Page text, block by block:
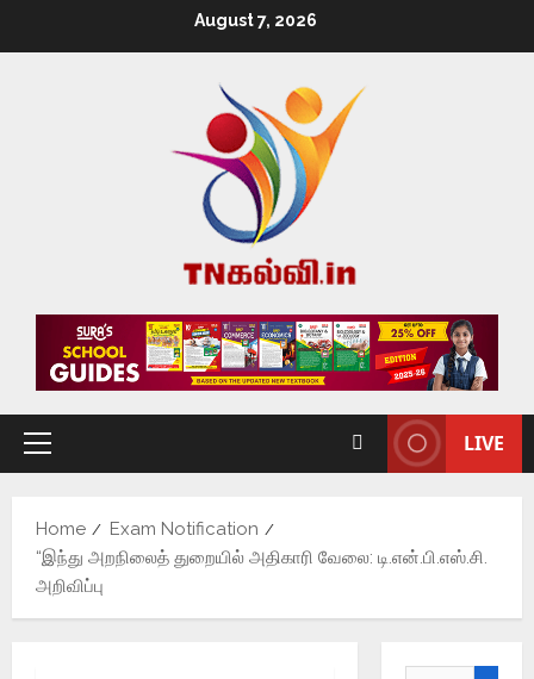
August 7, 2026
LIVE
Home
Exam Notification
“இந்து அறநிலைத் துறையில் அதிகாரி வேலை: டி.என்.பி.எஸ்.சி.
அறிவிப்பு